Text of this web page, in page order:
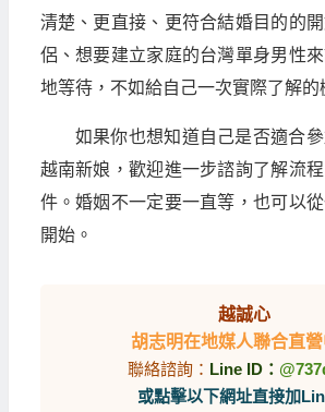
清楚、更直接、更符合結婚目的的
侶、想要建立家庭的台灣單身男性
地等待，不如給自己一次實際了解的
如果你也想知道自己是否適合
越南新娘，歡迎進一步諮詢了解流
件。婚姻不一定要一直等，也可以
開始。
越誠心
胡志明在地媒人聯合直
聯絡諮詢： Line ID：
或點擊以下網址直接加